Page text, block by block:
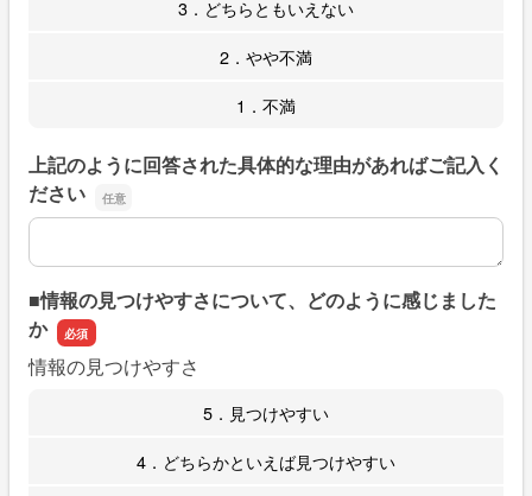
3．どちらともいえない
2．やや不満
1．不満
上記のように回答された具体的な理由があればご記入く
ださい
上記のように回答された具体的な理由があればご記入くだ
■情報の見つけやすさについて、どのように感じました
か
情報の見つけやすさ
5．見つけやすい
4．どちらかといえば見つけやすい